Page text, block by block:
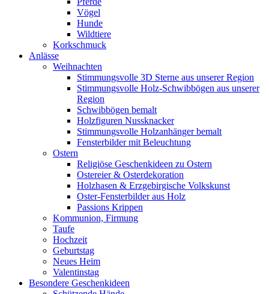
Vögel
Hunde
Wildtiere
Korkschmuck
Anlässe
Weihnachten
Stimmungsvolle 3D Sterne aus unserer Region
Stimmungsvolle Holz-Schwibbögen aus unserer
Region
Schwibbögen bemalt
Holzfiguren Nussknacker
Stimmungsvolle Holzanhänger bemalt
Fensterbilder mit Beleuchtung
Ostern
Religiöse Geschenkideen zu Ostern
Ostereier & Osterdekoration
Holzhasen & Erzgebirgische Volkskunst
Oster-Fensterbilder aus Holz
Passions Krippen
Kommunion, Firmung
Taufe
Hochzeit
Geburtstag
Neues Heim
Valentinstag
Besondere Geschenkideen